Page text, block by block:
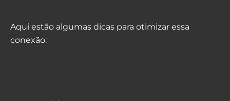
Aqui estão algumas dicas para otimizar essa
conexão: